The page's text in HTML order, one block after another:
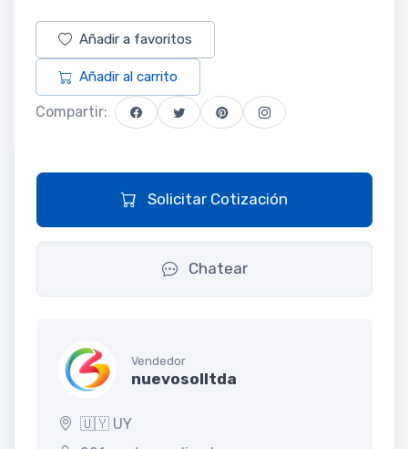
Añadir a favoritos
Añadir al carrito
Compartir:
Solicitar Cotización
Chatear
Vendedor
nuevosolltda
🇺🇾 UY